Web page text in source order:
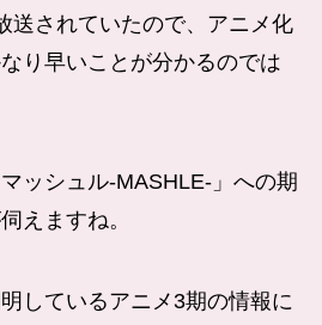
送されていたので、アニメ化
り早いことが分かるのでは
ッシュル-MASHLE-」への期
えますね。
しているアニメ3期の情報に